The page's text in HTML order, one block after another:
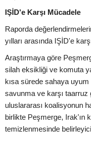
IŞİD'e Karşı Mücadele
Raporda
yılları arasında IŞİD'e
Araştırmaya göre
silah eksikliği ve komuta
kısa sürede sahaya
savunma ve karşı
uluslararası koalisyonun
birlikte Peşmerge, Irak'ın
temizlenmesinde